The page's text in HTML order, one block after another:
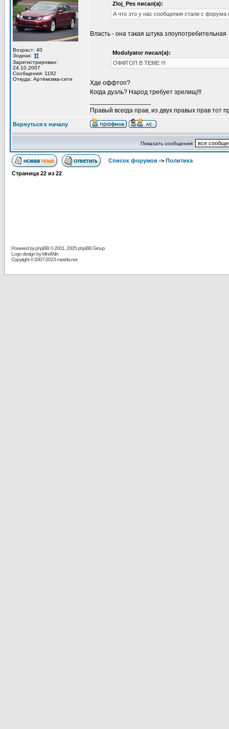
Возраст: 40
Зодиак:
Зарегистрирован:
24.10.2007
Сообщения: 1192
Откуда: Артёмовка-сити
Zloj_Pes писал(а):
А что это у нас сообщения стали с форума
Власть - она такая штука злоупотребительная
Modulyator писал(а):
ОФФТОП В ТЕМЕ !!!
Хде оффтоп?
Когда дуэль? Народ требует зрелищ!!!
Правый всегда прав, из двух правых прав тот
Вернуться к началу
Показать сообщения:
Список форумов -> Политика
Страница 22 из 22
Powered byphpBB© 2001, 2005 phpBB Group
Logo design by MindWin
Copyright © 2007-2023 merefa.net